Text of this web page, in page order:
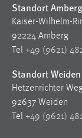
Standort Amberg
Kaiser-Wilhelm-
92224 Amberg
Tel +49 (9621)
Standort Weiden
Hetzenrichter
92637 Weiden
Tel +49 (9621)
Jahre,
Name:
fe_user,
Zweck: